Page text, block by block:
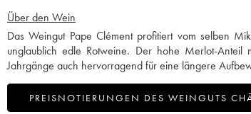
Über den Wein
Das Weingut Pape Clément profitiert vom selben
unglaublich edle Rotweine. Der hohe Merlot-
Jahrgänge auch hervorragend für eine längere
PREISNOTIERUNGEN DES WEINGUTS